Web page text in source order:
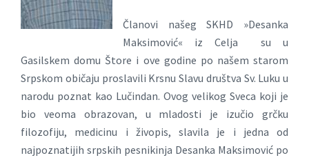
Članovi našeg SKHD »Desanka
Maksimović« iz Celja su u
Gasilskem domu Štore i ove godine po našem starom
Srpskom običaju proslavili Krsnu Slavu društva Sv. Luku u
narodu poznat kao Lučindan. Ovog velikog Sveca koji je
bio veoma obrazovan, u mladosti je izučio grčku
filozofiju, medicinu i živopis, slavila je i jedna od
najpoznatijih srpskih pesnikinja Desanka Maksimović po